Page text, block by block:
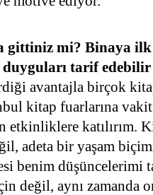
gittiniz mi? Binaya
duyguları tarif
avantajla birçok
kitap fuarlarına
etkinliklere katılırım.
adeta bir yaşam
benim düşüncelerimi
değil, aynı zamanda